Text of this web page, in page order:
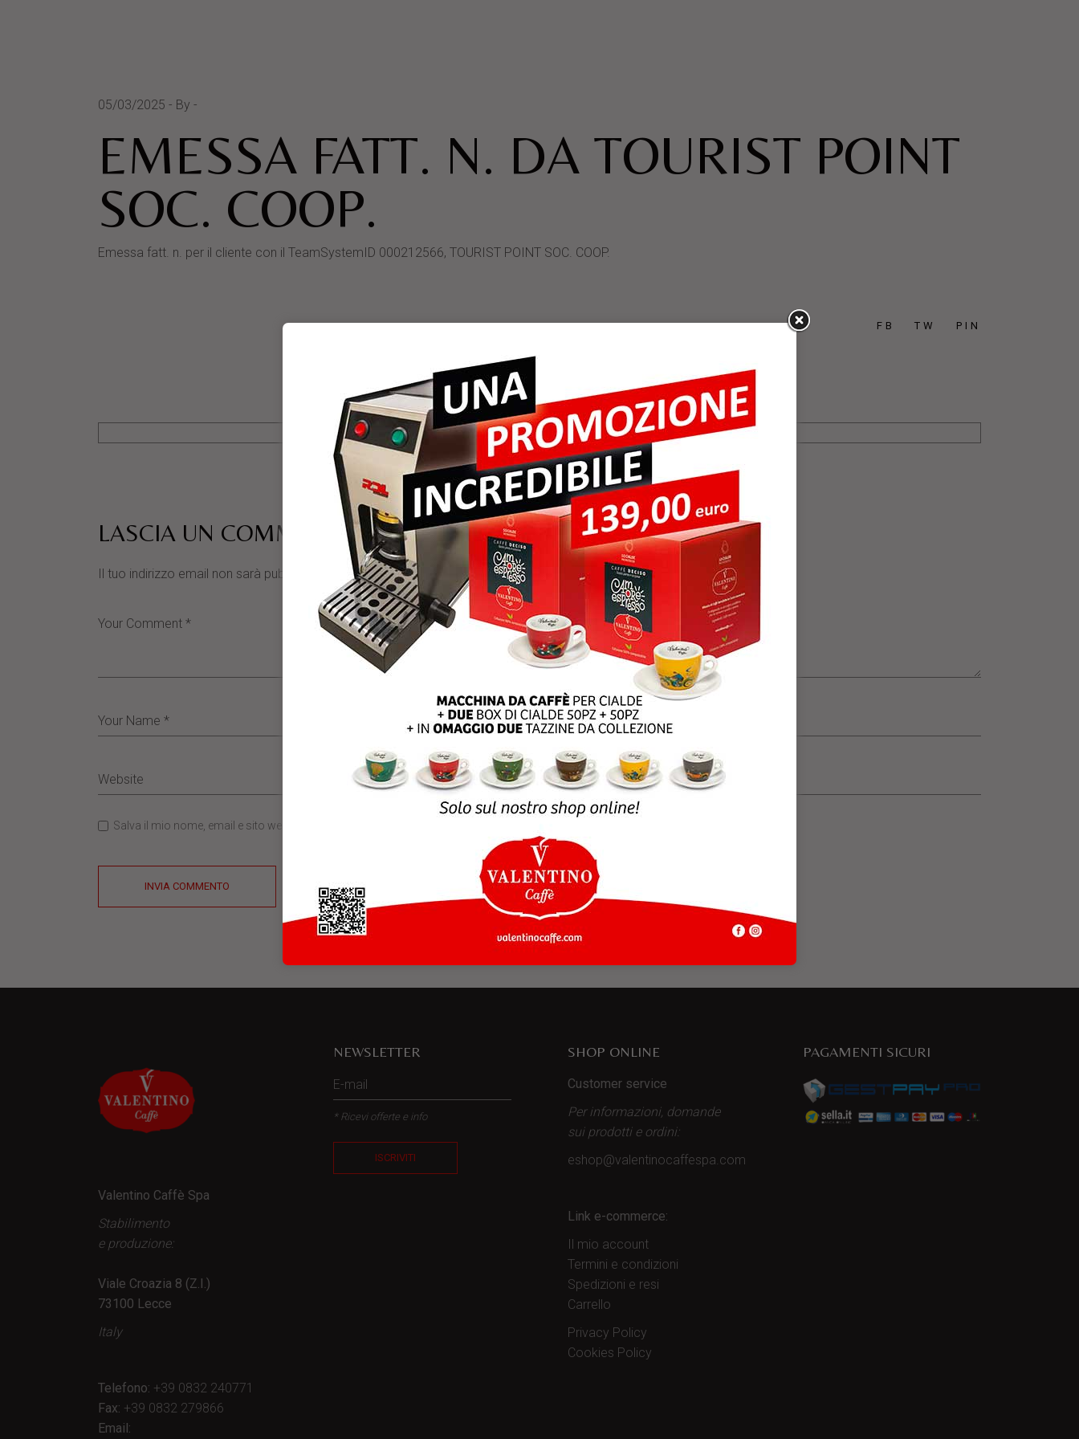
05/03/2025 By
EMESSA FATT. N. DA TOURIST POINT
SOC. COOP.
Emessa fatt. n. per il cliente con il TeamSystemID 000212566, TOURIST POINT SOC. COOP.
FB TW PIN
LASCIA UN COMMENTO
Il tuo indirizzo email non sarà pubblicato. I campi obbligatori sono contrassegnati
Salva il mio nome, email e sito web in questo browser per la prossima volta che commento.
INVIA COMMENTO
Valentino Caffè Spa
Stabilimento
e produzione:
Viale Croazia 8 (Z.I.)
73100 Lecce
Italy
Telefono: +39 0832 240771
Fax: +39 0832 279866
Email:
NEWSLETTER
* Ricevi offerte e info
ISCRIVITI
SHOP ONLINE
Customer service
Per informazioni, domande
sui prodotti e ordini:
eshop@valentinocaffespa.com
Link e-commerce:
Il mio account
Termini e condizioni
Spedizioni e resi
Carrello
Privacy Policy
Cookies Policy
PAGAMENTI SICURI